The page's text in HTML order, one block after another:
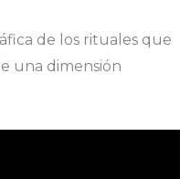
de los rituales que
una dimensión